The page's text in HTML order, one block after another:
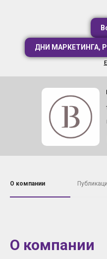
ДНИ МАРКЕТИНГА,
О компании
О компании